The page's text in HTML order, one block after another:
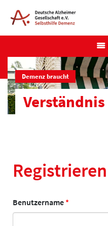
Demenz braucht
Verständnis
Registrieren
Benutzername *